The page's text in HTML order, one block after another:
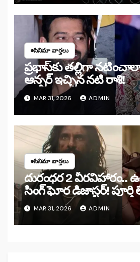
సినిమా వార్తలు
ప్రభాస్‌కు తల్లిగా
ఆన్సర్ ఇచ్చిన నటి రాశి!
MAR 31, 2026 ADMIN
సినిమా వార్తలు
దురంధర 2 వీరవిహారం..
సింగ్ ఘోర డిజాస్టర్! పూర్తి
MAR 31, 2026 ADMIN